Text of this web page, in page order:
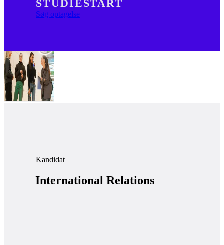
STUDIESTART
Søg optagelse
Kandidat
International Relations